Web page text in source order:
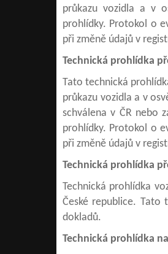
průkazu vozidla a v
prohlídky. Protokol o
při změně údajů v
Technická prohlídka
Tato technická
průkazu vozidla a v
schválena v ČR nebo
prohlídky. Protokol o
při změně údajů v
Technická prohlídka
Technická prohlídka
České republice. Tato
dokladů.
Technická prohlídka